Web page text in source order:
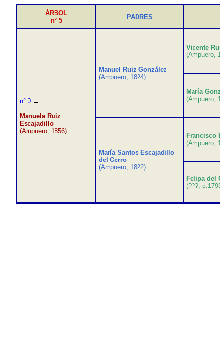
ÁRBOL
n° 5
PADRES
n° 0 ←
Manuela Ruiz
Escajadillo
(Ampuero, 1856)
Manuel Ruiz González
(Ampuero, 1824)
Vicente
(Ampuero,
María
(Ampuero,
María Santos Escajadillo
del Cerro
(Ampuero, 1822)
Francisco
(Ampuero,
Felipa del
(???,